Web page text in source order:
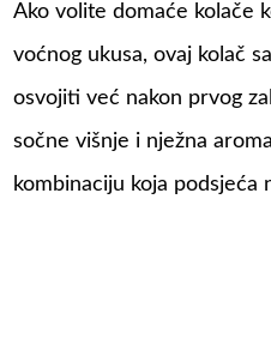
Ako volite domaće kolače
voćnog ukusa, ovaj kolač
osvojiti već nakon prvog
sočne višnje i nježna
kombinaciju koja